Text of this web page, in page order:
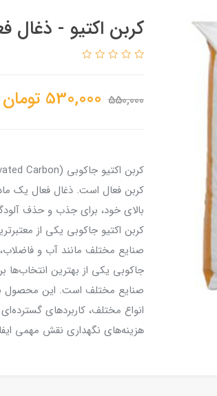
کربن اکتیو - ذغال
550,000
530,000 تومان
کربن فعال است. ذغال فعال یک
بالای خود، برای جذب و حذف
کربن اکتیو جاکوبی یکی از
صنایع مختلف مانند آب و فاضلاب،
جاکوبی یکی از بهترین انتخاب‌ها
صنایع مختلف است. این محصول
انواع مختلف، کاربردهای
هزینه‌های نگهداری نقش مهمی